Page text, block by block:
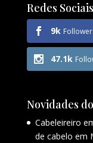
Redes Sociais
9k
47.1k
Novidades
Cabeleireiro
de cabelo em